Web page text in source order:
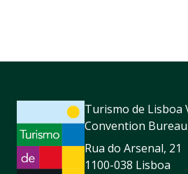
Turismo de Lisboa
Convention Bureau
Rua do Arsenal, 21
1100-038 Lisboa